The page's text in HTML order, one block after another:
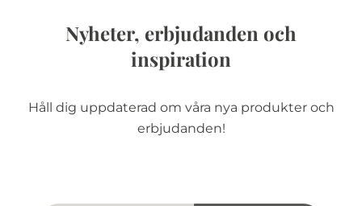
Nyheter, erbjudanden och
inspiration
Håll dig uppdaterad om våra nya produkter och
erbjudanden!